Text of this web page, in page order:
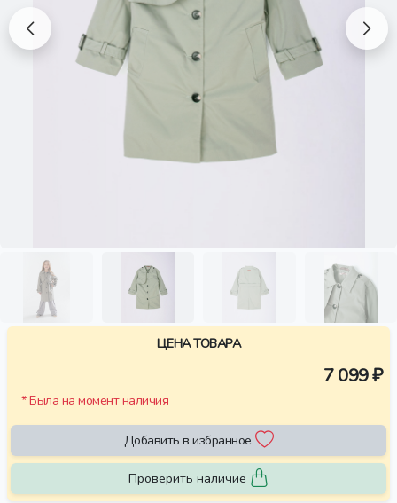
ЦЕНА ТОВАРА
7 099 ₽
* Была на момент наличия
Добавить в избранное
Проверить наличие